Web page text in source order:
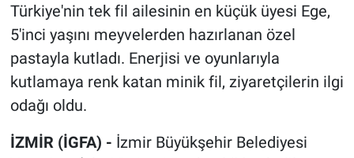
Türkiye'nin tek fil ailesinin en küçük üyesi Ege,
5'inci yaşını meyvelerden hazırlanan özel
pastayla kutladı. Enerjisi ve oyunlarıyla
kutlamaya renk katan minik fil, ziyaretçilerin ilgi
odağı oldu.
İZMİR (İGFA) - İzmir Büyükşehir Belediyesi